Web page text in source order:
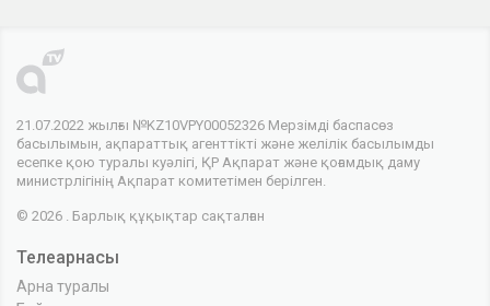
21.07.2022 жылғы №KZ10VPY00052326 Мерзімді баспасөз
басылымын, ақпараттық агенттікті және желілік басылымды
есепке қою туралы куәлігі, ҚР Ақпарат және қоғамдық даму
министрлігінің Ақпарат комитетімен берілген.
© 2026 . Барлық құқықтар сақталған
Телеарнасы
Арна туралы